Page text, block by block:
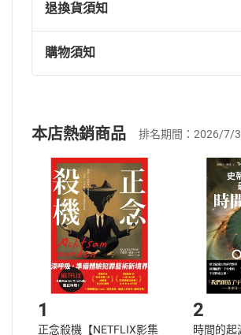
退換貨須知
退換貨規定：
(一)依消費者保護法第19條第1
(二)消費者訂購本店鋪之商品
且已下載/存取電子書，不得請
退貨方式：您欲取消訂單或辦
貨」，本店鋪將依您的申請進行
請注意，樂天市場須以整筆訂單
購物須知
挑選商品
Choose
購書後，如何開始使用？
Step1.選擇閱讀載具
本店熱銷商品 排名期間：2026/7/
1
正念殺機【NETFLIX影集
2
時間的起